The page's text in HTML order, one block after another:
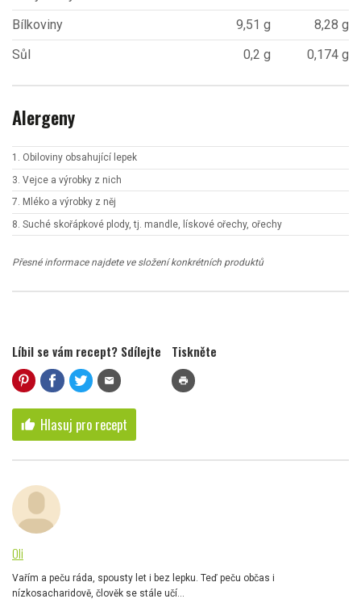
Bílkoviny
9,51 g
8,28 g
Sůl
0,2 g 0,174 g
Alergeny
1. Obiloviny obsahující lepek
3. Vejce a výrobky z nich
7. Mléko a výrobky z něj
8. Suché skořápkové plody, tj. mandle, lískové ořechy, ořechy
Přesné informace najdete ve složení konkrétních produktů
Líbil se vám recept? Sdílejte
mail
Tiskněte
print
thumb_up Hlasuj pro recept
Oli
Vařím a peču ráda, spousty let i bez lepku. Teď peču občas i
nízkosacharidově, člověk se stále učí...